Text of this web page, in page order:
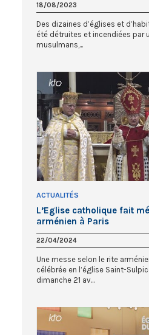
18/08/2023
Des dizaines d’églises et
été détruites et incendiées par
musulmans,...
ACTUALITÉS
L’Eglise catholique fait
arménien à Paris
22/04/2024
Une messe selon le rite
célébrée en l’église Saint-
dimanche 21 av...